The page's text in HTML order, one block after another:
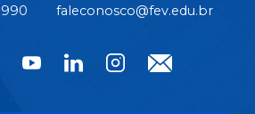
faleconosco@fev.edu.br